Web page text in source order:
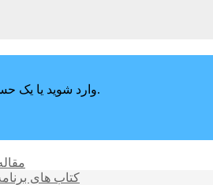
وارد شوید یا یک حساب کاربری جدید ایجاد کنید.
کتاب های